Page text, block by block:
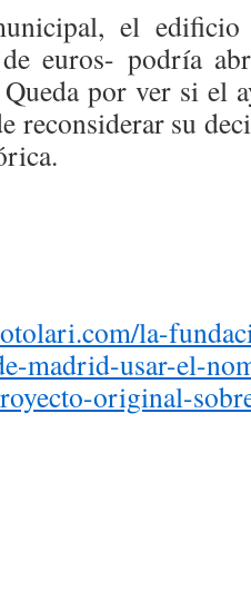
el
euros- podría
Queda por ver si el
reconsiderar su
la-
madrid-usar-el-
original-